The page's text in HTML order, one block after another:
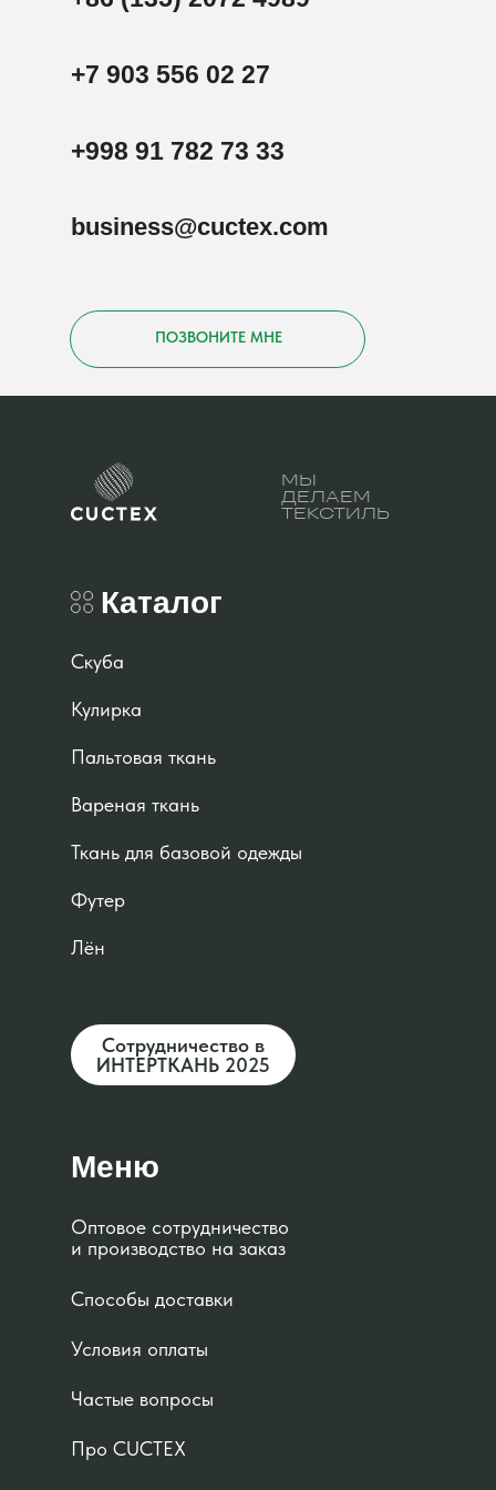
business@cuctex.com
ПОЗВОНИТЕ МНЕ
+7 903 556 02 27
+998 91 782 73 33
Каталог
Скуба
Кулирка
Пальтовая ткань
Вареная ткань
Ткань для базовой одежды
Футер
Лён
Меню
Оптовое сотрудничество
и производство на заказ
Способы доставки
Условия оплаты
Частые вопросы
Про CUCTEX
МЫ
ДЕЛАЕМ
ТЕКСТИЛЬ
Сотрудничество в
ИНТЕРТКАНЬ 2025